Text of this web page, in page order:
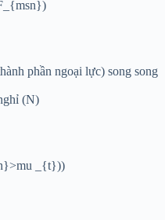
phần ngoại lực) song song
(N)
_{t}))